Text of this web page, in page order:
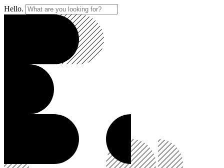
Hello.